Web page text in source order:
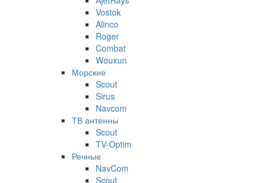
Vostok
Alinco
Roger
Combat
Wouxun
Морские
Scout
Sirus
Navcom
ТВ антенны
Scout
TV-Optim
Речные
NavCom
Scout